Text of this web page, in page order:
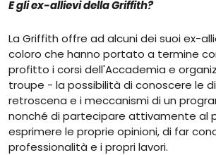
E gli ex-allievi della Griffith?
La Griffith offre ad alcuni dei suoi ex-
coloro che hanno portato a termine
profitto i corsi dell'Accademia e
troupe - la possibilità di conoscere le
retroscena e i meccanismi di un
nonché di partecipare attivamente al
esprimere le proprie opinioni, di far
professionalità e i propri lavori.